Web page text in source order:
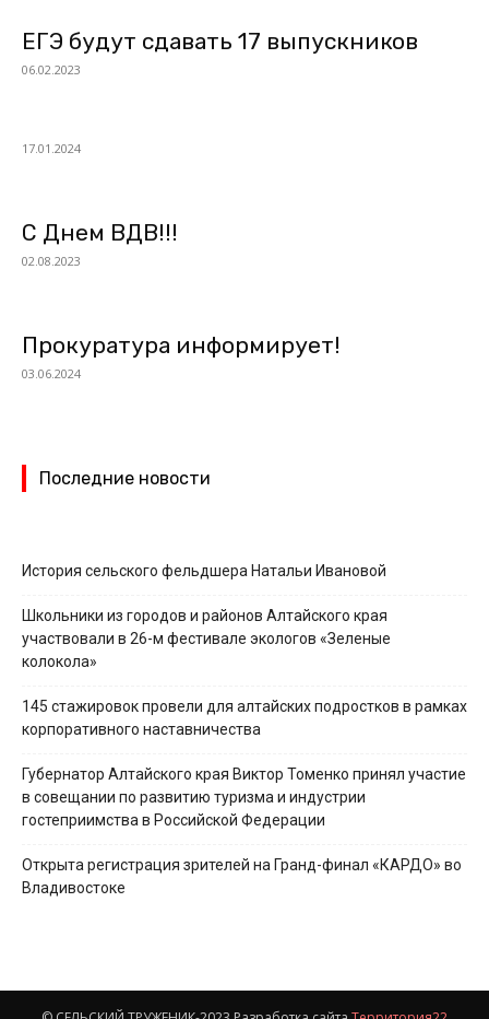
ЕГЭ будут сдавать 17 выпускников
06.02.2023
17.01.2024
С Днем ВДВ!!!
02.08.2023
Прокуратура информирует!
03.06.2024
Последние новости
История сельского фельдшера Натальи Ивановой
Школьники из городов и районов Алтайского края
участвовали в 26-м фестивале экологов «Зеленые
колокола»
145 стажировок провели для алтайских подростков в рамках
корпоративного наставничества
Губернатор Алтайского края Виктор Томенко принял участие
в совещании по развитию туризма и индустрии
гостеприимства в Российской Федерации
Открыта регистрация зрителей на Гранд-финал «КАРДО» во
Владивостоке